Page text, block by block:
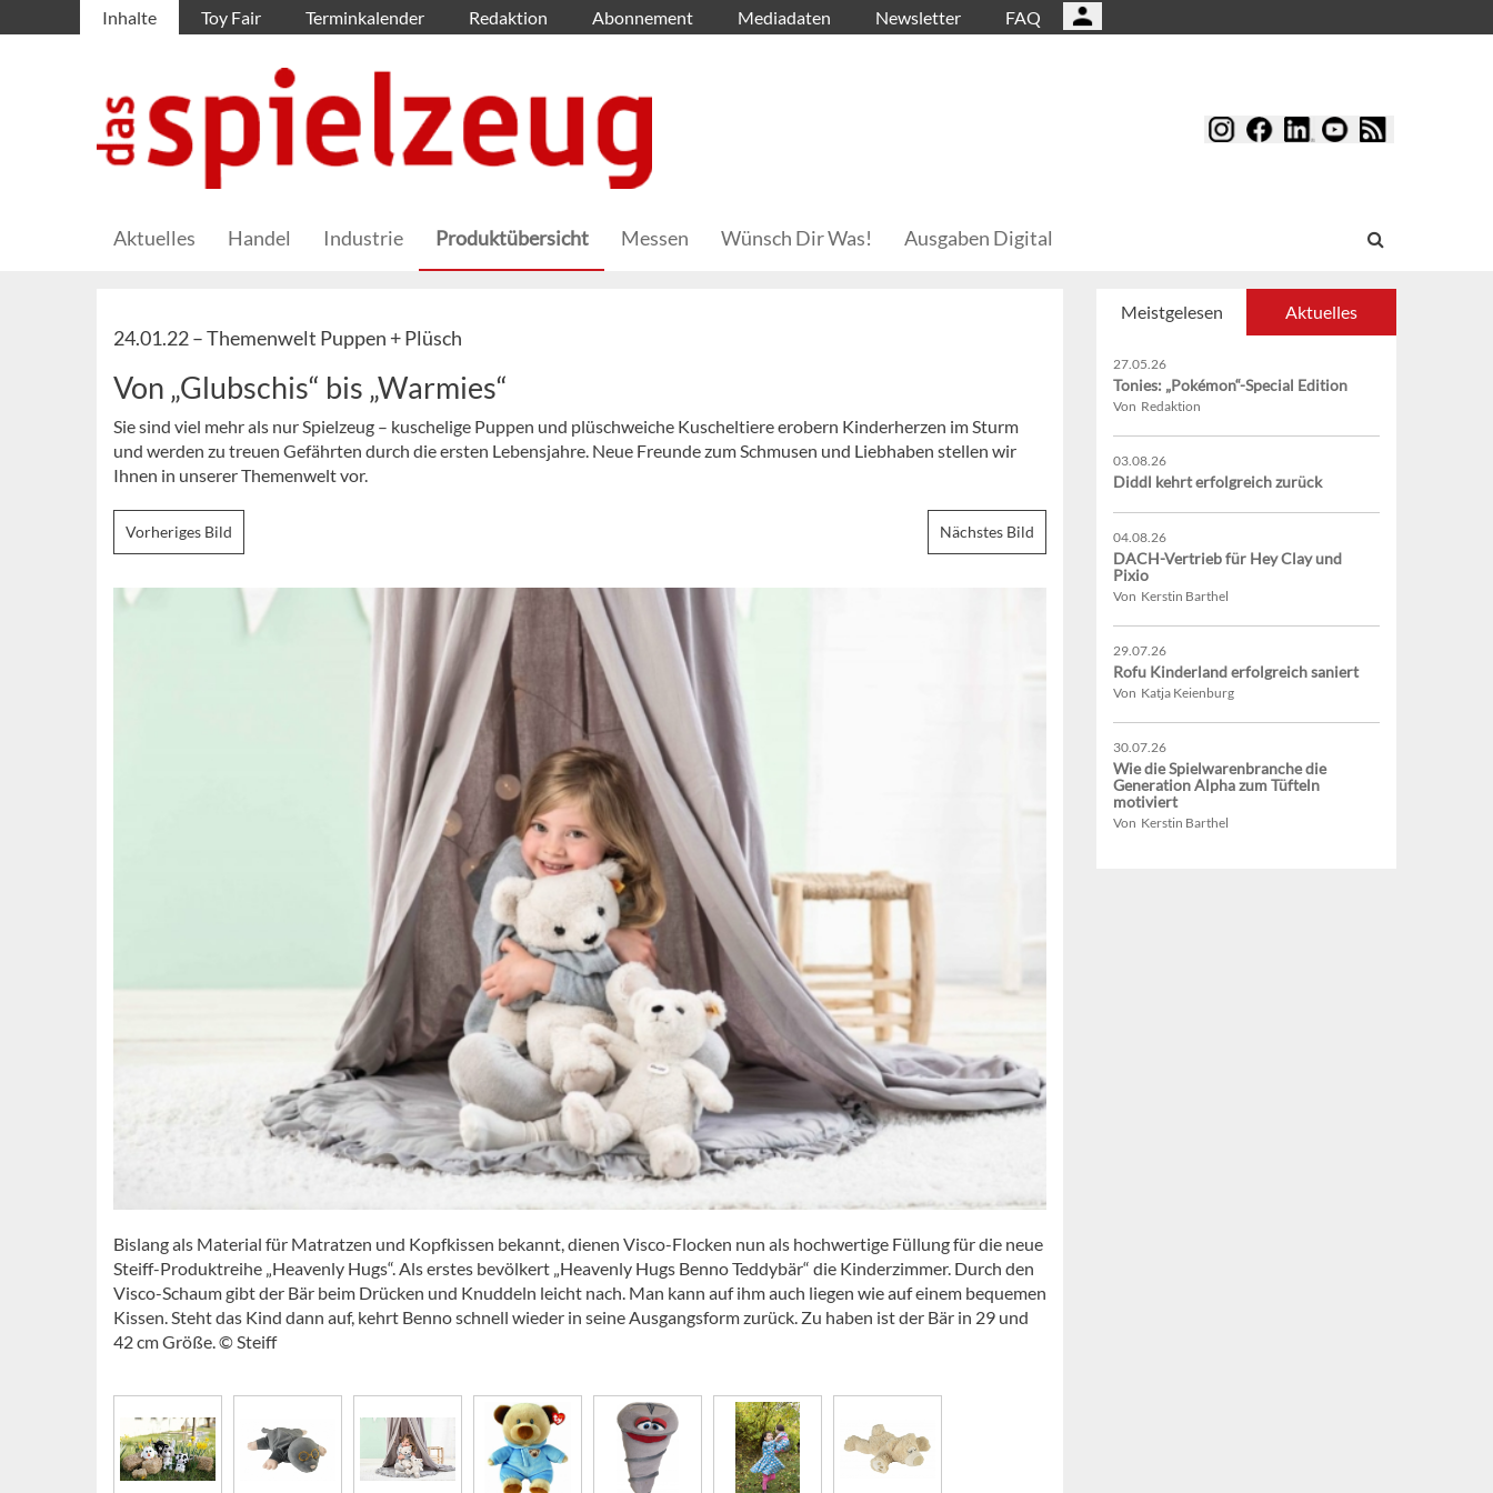
Inhalte Toy Fair Terminkalender Redaktion Abonnement Mediadaten Newsletter FAQ
Aktuelles Handel Industrie Produktübersicht Messen Wünsch Dir Was! Ausgaben Digital
24.01.22 –Themenwelt Puppen + Plüsch
Von „Glubschis“ bis „Warmies“
Sie sind viel mehr als nur Spielzeug – kuschelige Puppen und plüschweiche Kuscheltiere erobern Kinderherzen im Sturm
und werden zu treuen Gefährten durch die ersten Lebensjahre. Neue Freunde zum Schmusen und Liebhaben stellen wir
Ihnen in unserer Themenwelt vor.
Vorheriges Bild Nächstes Bild
Bislang als Material für Matratzen und Kopfkissen bekannt, dienen Visco-Flocken nun als hochwertige Füllung für die neue
Steiff-Produktreihe „Heavenly Hugs“. Als erstes bevölkert „Heavenly Hugs Benno Teddybär“ die Kinderzimmer. Durch den
Visco-Schaum gibt der Bär beim Drücken und Knuddeln leicht nach. Man kann auf ihm auch liegen wie auf einem bequemen
Kissen. Steht das Kind dann auf, kehrt Benno schnell wieder in seine Ausgangsform zurück. Zu haben ist der Bär in 29 und
42 cm Größe. © Steiff
Meistgelesen Aktuelles
27.05.26
Tonies: „Pokémon“-Special Edition
Von Redaktion
03.08.26
Diddl kehrt erfolgreich zurück
04.08.26
DACH-Vertrieb für Hey Clay und
Pixio
Von Kerstin Barthel
29.07.26
Rofu Kinderland erfolgreich saniert
Von Katja Keienburg
30.07.26
Wie die Spielwarenbranche die
Generation Alpha zum Tüfteln
motiviert
Von Kerstin Barthel